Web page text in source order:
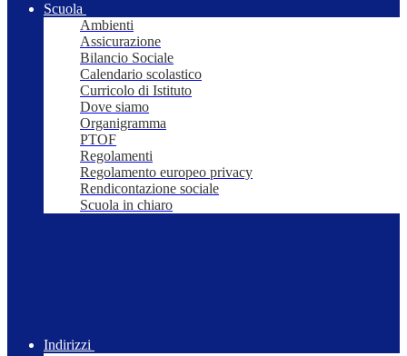
Scuola
Ambienti
Assicurazione
Bilancio Sociale
Calendario scolastico
Curricolo di Istituto
Dove siamo
Organigramma
PTOF
Regolamenti
Regolamento europeo privacy
Rendicontazione sociale
Scuola in chiaro
Indirizzi